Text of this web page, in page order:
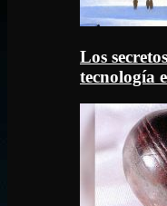
Los
tecnología